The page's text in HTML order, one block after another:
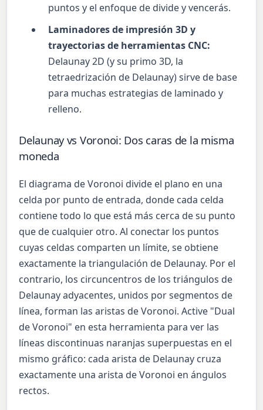
puntos y el enfoque de divide y vencerás.
Laminadores de impresión 3D y
trayectorias de herramientas CNC:
Delaunay 2D (y su primo 3D, la
tetraedrización de Delaunay) sirve de base
para muchas estrategias de laminado y
relleno.
Delaunay vs Voronoi: Dos caras de la misma
moneda
El diagrama de Voronoi divide el plano en una
celda por punto de entrada, donde cada celda
contiene todo lo que está más cerca de su punto
que de cualquier otro. Al conectar los puntos
cuyas celdas comparten un límite, se obtiene
exactamente la triangulación de Delaunay. Por el
contrario, los circuncentros de los triángulos de
Delaunay adyacentes, unidos por segmentos de
línea, forman las aristas de Voronoi. Active "Dual
de Voronoi" en esta herramienta para ver las
líneas discontinuas naranjas superpuestas en el
mismo gráfico: cada arista de Delaunay cruza
exactamente una arista de Voronoi en ángulos
rectos.